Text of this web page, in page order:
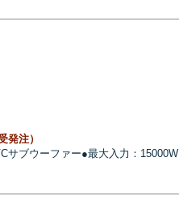
発注）
サブウーファー●最大入力：15000W